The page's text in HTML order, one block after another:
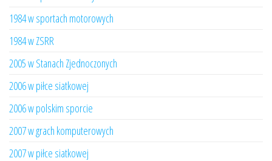
1984 w sportach motorowych
1984 w ZSRR
2005 w Stanach Zjednoczonych
2006 w piłce siatkowej
2006 w polskim sporcie
2007 w grach komputerowych
2007 w piłce siatkowej